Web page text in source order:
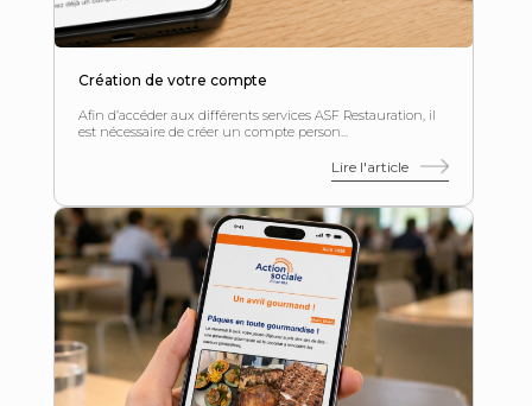
Création de votre compte
Afin d’accéder aux différents services ASF Restauration, il
est nécessaire de créer un compte person...
Lire l'article